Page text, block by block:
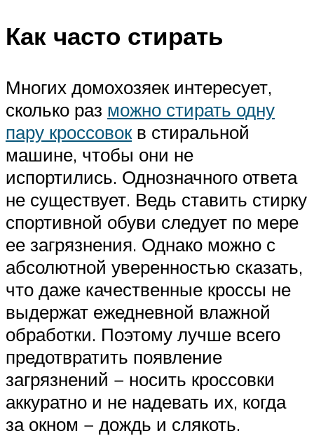
Как часто стирать
Многих домохозяек интересует,
сколько раз можно стирать одну
пару кроссовокв стиральной
машине, чтобы они не
испортились. Однозначного ответа
не существует. Ведь ставить стирку
спортивной обуви следует по мере
ее загрязнения. Однако можно с
абсолютной уверенностью сказать,
что даже качественные кроссы не
выдержат ежедневной влажной
обработки. Поэтому лучше всего
предотвратить появление
загрязнений − носить кроссовки
аккуратно и не надевать их, когда
за окном − дождь и слякоть.